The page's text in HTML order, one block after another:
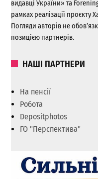
видавці України» та
рамках реалізації проєкту
Погляди авторів не
позицією партнерів.
НАШІ ПАРТНЕРИ
На пенсії
Робота
Depositphotos
ГО "Перспектива"